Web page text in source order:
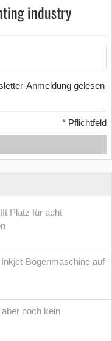
industry
Anmeldung gelesen
* Pflichtfeld
Platz für acht
Bogenmaschine auf
noch kein